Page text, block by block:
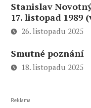
Stanislav
17. listopad 1989
26. listopadu 2025
Smutné poznání
18. listopadu 2025
Reklama